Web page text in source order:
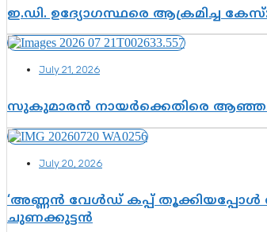
ഇ.ഡി. ഉദ്യോഗസ്ഥരെ ആക്രമിച്ച
July 21, 2026
സുകുമാരൻ നായർക്കെതിരെ
July 20, 2026
‘അണ്ണൻ വേൾഡ് കപ്പ് തൂക്കിയപ്പോൾ
ചുണക്കുട്ടൻ